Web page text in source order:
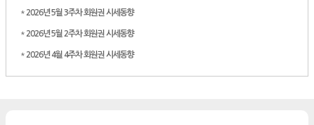
* 2026년 5월 3주차 회원권 시세동향
* 2026년 5월 2주차 회원권 시세동향
* 2026년 4월 4주차 회원권 시세동향